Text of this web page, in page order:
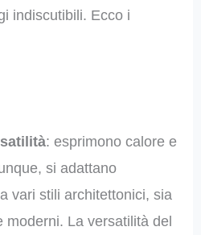
indiscutibili. Ecco i
: esprimono calore e
si adattano
vari stili architettonici, sia
moderni. La versatilità del